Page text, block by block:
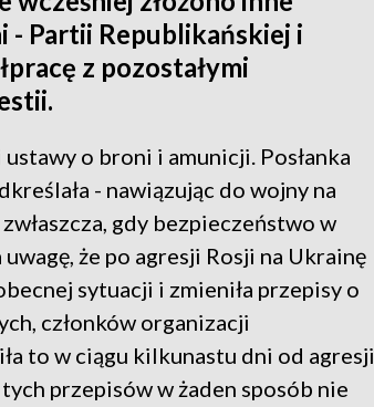
Partii Republikańskiej i
z pozostałymi
o broni i amunicji. Posłanka
- nawiązując do wojny na
gdy bezpieczeństwo w
że po agresji Rosji na Ukrainę
sytuacji i zmieniła przepisy o
członków organizacji
to w ciągu kilkunastu dni od agresji
przepisów w żaden sposób nie